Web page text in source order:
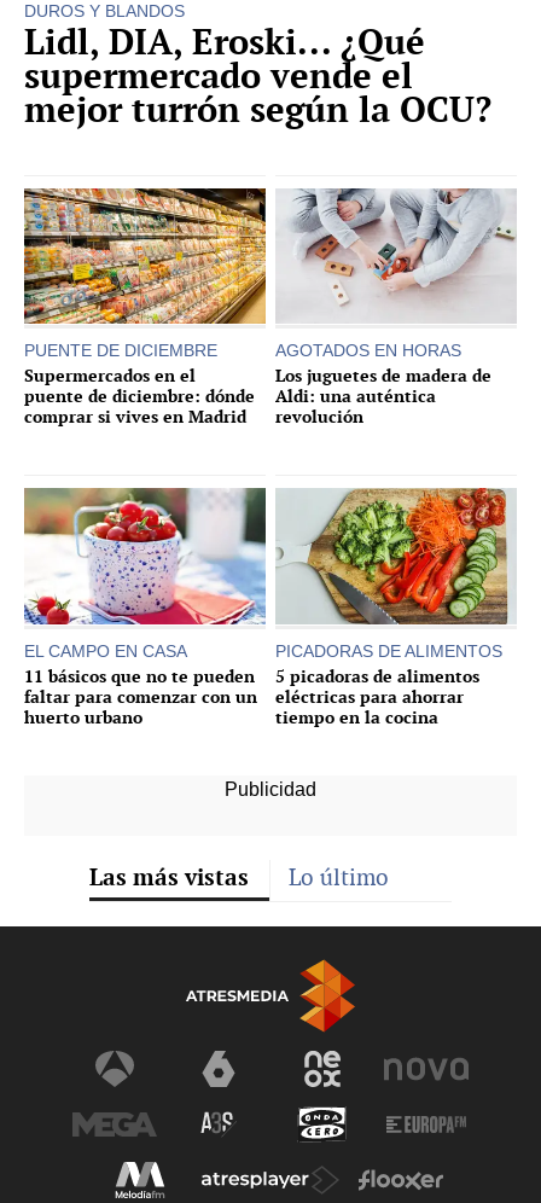
DUROS Y BLANDOS
Lidl, DIA, Eroski... ¿Qué
supermercado vende el
mejor turrón según la OCU?
PUENTE DE DICIEMBRE
Supermercados en el
puente de diciembre: dónde
comprar si vives en Madrid
AGOTADOS EN HORAS
Los juguetes de madera de
Aldi: una auténtica
revolución
EL CAMPO EN CASA
11 básicos que no te pueden
faltar para comenzar con un
huerto urbano
PICADORAS DE ALIMENTOS
5 picadoras de alimentos
eléctricas para ahorrar
tiempo en la cocina
Las más vistas Lo último